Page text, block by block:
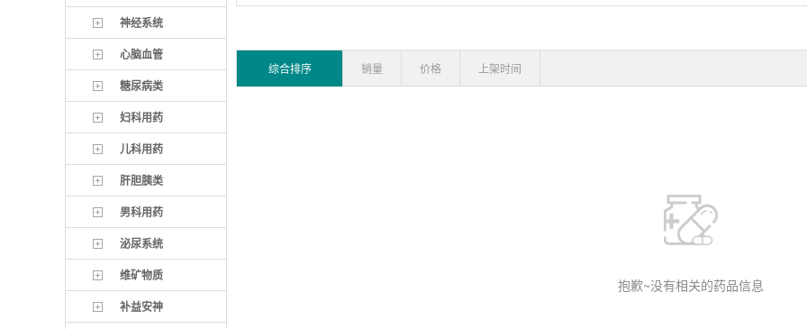
神经系统
心脑血管
糖尿病类
妇科用药
儿科用药
肝胆胰类
男科用药
泌尿系统
维矿物质
补益安神
综合排序 销量 价格 上架时间
抱歉~没有相关的药品信息